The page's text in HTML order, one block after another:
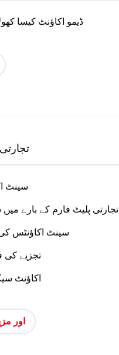
ڈیمو اکاؤنٹ کیسا
سینٹ
تجارتی پلیٹ فارم کے بارے
سینٹ اکاؤنٹس
تجزیے کی
اکاؤنٹ
اور